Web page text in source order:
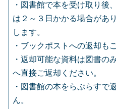
・図書館で本を受け取り後
は２～３日かかる場合があ
します。
・ブックポストへの返却も
・返却可能な資料は図書の
へ直接ご返却ください。
・図書館の本をらぷらすで
ん。